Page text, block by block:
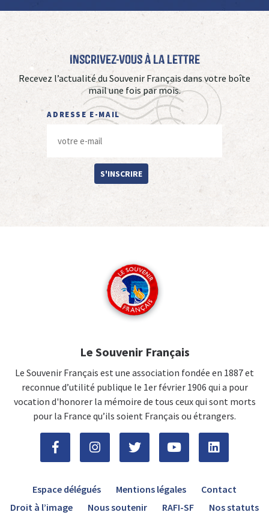
Inscrivez-vous à La Lettre
Recevez l’actualité du Souvenir Français dans votre boîte
mail une fois par mois.
ADRESSE E-MAIL
S'INSCRIRE
Le Souvenir Français
Le Souvenir Français est une association fondée en 1887 et
reconnue d’utilité publique le 1er février 1906 qui a pour
vocation d'honorer la mémoire de tous ceux qui sont morts
pour la France qu’ils soient Français ou étrangers.
Espace délégués Mentions légales
Contact
Droit à l’image
Nous soutenir RAFI-SF Nos statuts